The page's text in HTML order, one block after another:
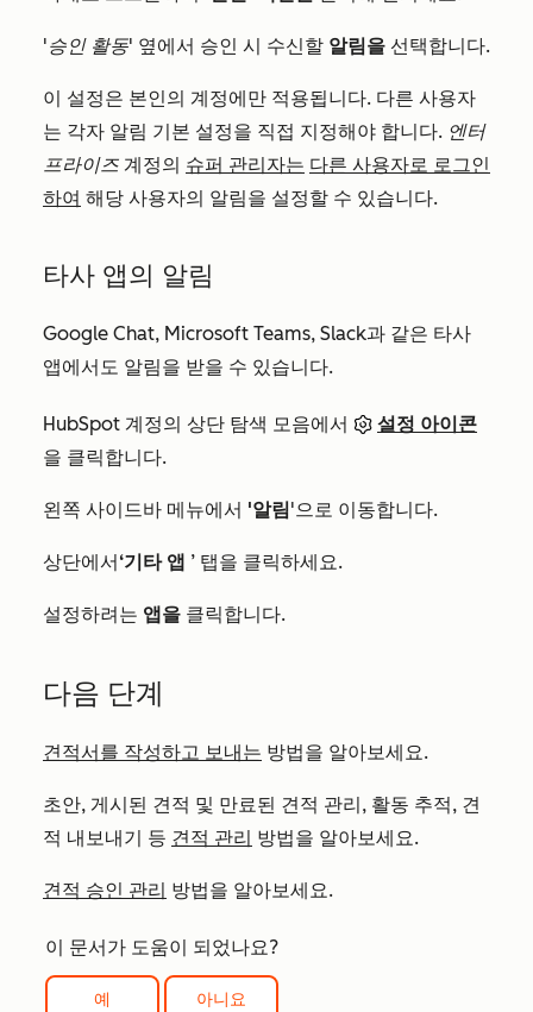
'승인 활동' 옆에서 승인 시 수신할 알림을 선택합니다.
이 설정은 본인의 계정에만 적용됩니다. 다른 사용자
는 각자 알림 기본 설정을 직접 지정해야 합니다. 엔터
프라이즈 계정의 슈퍼 관리자는 다른 사용자로 로그인
하여 해당 사용자의 알림을 설정할 수 있습니다.
타사 앱의 알림
Google Chat, Microsoft Teams, Slack과 같은 타사
앱에서도 알림을 받을 수 있습니다.
HubSpot 계정의 상단 탐색 모음에서
설정 아이콘
을 클릭합니다.
왼쪽 사이드바 메뉴에서 '알림'으로 이동합니다.
상단에서‘기타 앱 ’ 탭을 클릭하세요.
설정하려는 앱을 클릭합니다.
다음 단계
견적서를 작성하고 보내는 방법을 알아보세요.
초안, 게시된 견적 및 만료된 견적 관리, 활동 추적, 견
적 내보내기 등 견적 관리 방법을 알아보세요.
견적 승인 관리 방법을 알아보세요.
이 문서가 도움이 되었나요?
예 아니요